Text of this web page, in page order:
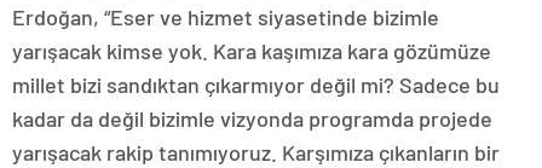
Erdoğan, “Eser ve hizmet siyasetinde bizimle
yarışacak kimse yok. Kara kaşımıza kara gözümüze
millet bizi sandıktan çıkarmıyor değil mi? Sadece bu
kadar da değil bizimle vizyonda programda projede
yarışacak rakip tanımıyoruz. Karşımıza çıkanların bir